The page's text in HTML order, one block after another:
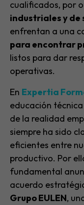
cualificados, por
industriales y de
enfrentan a una
para encontrar
listos para dar
operativas.
En Expertia
educación
de la realidad
siempre ha sido
eficientes entre
productivo. Por
fundamental
acuerdo
Grupo EULEN,